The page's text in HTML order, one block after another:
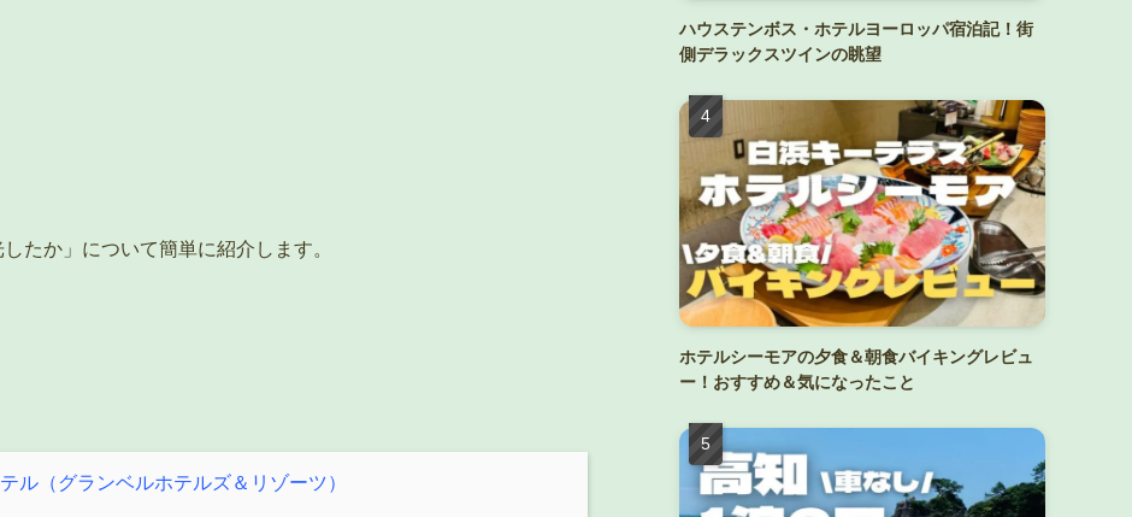
たか」について簡単に紹介します。
ル（グランベルホテルズ＆リゾーツ）
ハウステンボス・ホテルヨーロッパ宿泊記！街
側デラックスツインの眺望
ホテルシーモアの夕食＆朝食バイキングレビュ
ー！おすすめ＆気になったこと